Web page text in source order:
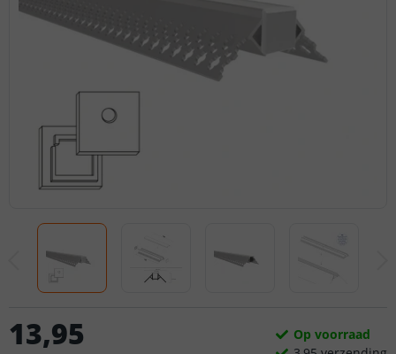
13,95
Op voorraad